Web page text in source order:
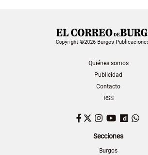
Copyright ©2026 Burgos
Quiénes somos
Publicidad
Contacto
RSS
Facebook
TwitterInstagram
YouTube
Secciones
Burgos